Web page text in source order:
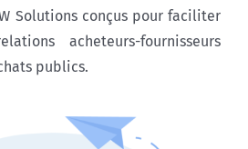
Solutions conçus pour faciliter
acheteurs-fournisseurs
publics.